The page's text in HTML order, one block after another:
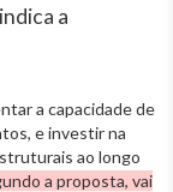
a
a capacidade de
e investir na
ao longo
a proposta, vai